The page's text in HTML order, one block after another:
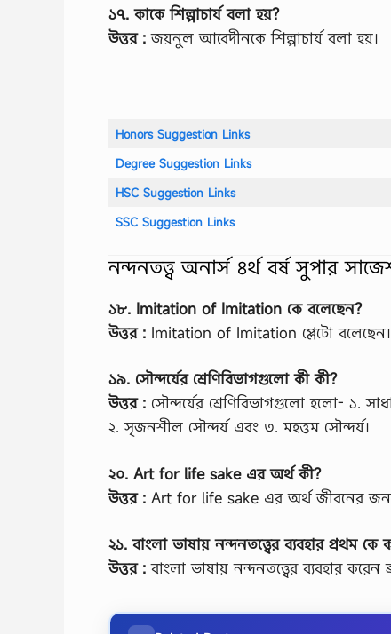
১৭. কাকে শিল্পাচার্য বলা হয়?
উত্তর : জয়নুল আবেদীনকে শিল্পাচার্য বলা হয়।
Honors Suggestion Links
Degree Suggestion Links
HSC Suggestion Links
SSC Suggestion Links
নন্দনতত্ত্ব অনার্স ৪র্থ বর্ষ সুপার
১৮. Imitation of Imitation কে বলেছেন?
উত্তর : Imitation of Imitation প্লেটো বলেছেন।
১৯. সৌন্দর্যের শ্রেণিবিভাগগুলো কী কী?
উত্তর : সৌন্দর্যের শ্রেণিবিভাগগুলো হলো- ১.
২. সৃজনশীল সৌন্দর্য এবং ৩. মহত্তম সৌন্দর্য।
২০. Art for life sake এর অর্থ কী?
উত্তর : Art for life sake এর অর্থ জীবনের জন্য
২১. বাংলা ভাষায় নন্দনতত্ত্বের ব্যবহার প্রথম কে
উত্তর : বাংলা ভাষায় নন্দনতত্ত্বের ব্যবহার করেন